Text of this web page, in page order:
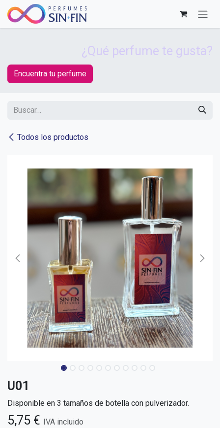
Ir al contenido
¿Qué perfume te gusta?
Encuentra tu perfume
Todos los productos
U01
Disponible en 3 tamaños de botella con pulverizador.
5,75 € IVA incluido